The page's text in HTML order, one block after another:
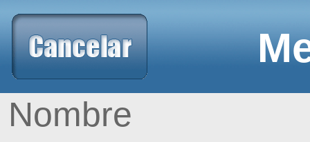
Nombre